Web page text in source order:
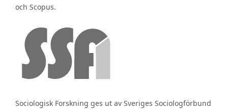
och Scopus.
Sociologisk Forskning ges ut av Sveriges Sociologförbund